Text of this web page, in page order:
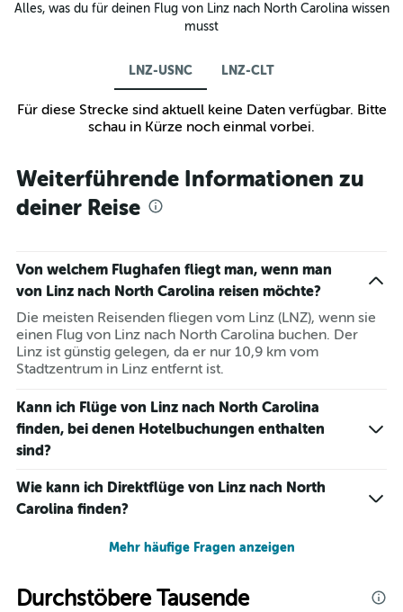
Alles, was du für deinen Flug von Linz nach North Carolina wissen
musst
LNZ-USNC LNZ-CLT
Für diese Strecke sind aktuell keine Daten verfügbar. Bitte
schau in Kürze noch einmal vorbei.
Weiterführende Informationen zu
deiner Reise
Von welchem Flughafen fliegt man, wenn man
von Linz nach North Carolina reisen möchte?
Die meisten Reisenden fliegen vom Linz (LNZ), wenn sie
einen Flug von Linz nach North Carolina buchen. Der
Linz ist günstig gelegen, da er nur 10,9 km vom
Stadtzentrum in Linz entfernt ist.
Kann ich Flüge von Linz nach North Carolina
finden, bei denen Hotelbuchungen enthalten
sind?
Wie kann ich Direktflüge von Linz nach North
Carolina finden?
Mehr häufige Fragen anzeigen
Durchstöbere Tausende